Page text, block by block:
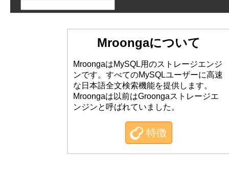
Mroongaについて
MroongaはMySQL用のストレージエンジ
ンです。すべてのMySQLユーザーに高速
な日本語全文検索機能を提供します。
Mroongaは以前はGroongaストレージエ
ンジンと呼ばれていました。
特徴